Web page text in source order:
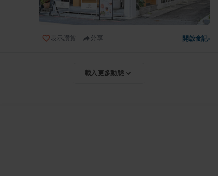
表示讚賞 分享 開啟食記›
載入更多動態